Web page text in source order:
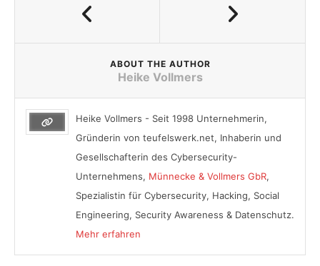
ABOUT THE AUTHOR
Heike Vollmers
Heike Vollmers - Seit 1998 Unternehmerin,
Gründerin von teufelswerk.net, Inhaberin und
Gesellschafterin des Cybersecurity-
Unternehmens, Münnecke & Vollmers GbR,
Spezialistin für Cybersecurity, Hacking, Social
Engineering, Security Awareness & Datenschutz.
Mehr erfahren